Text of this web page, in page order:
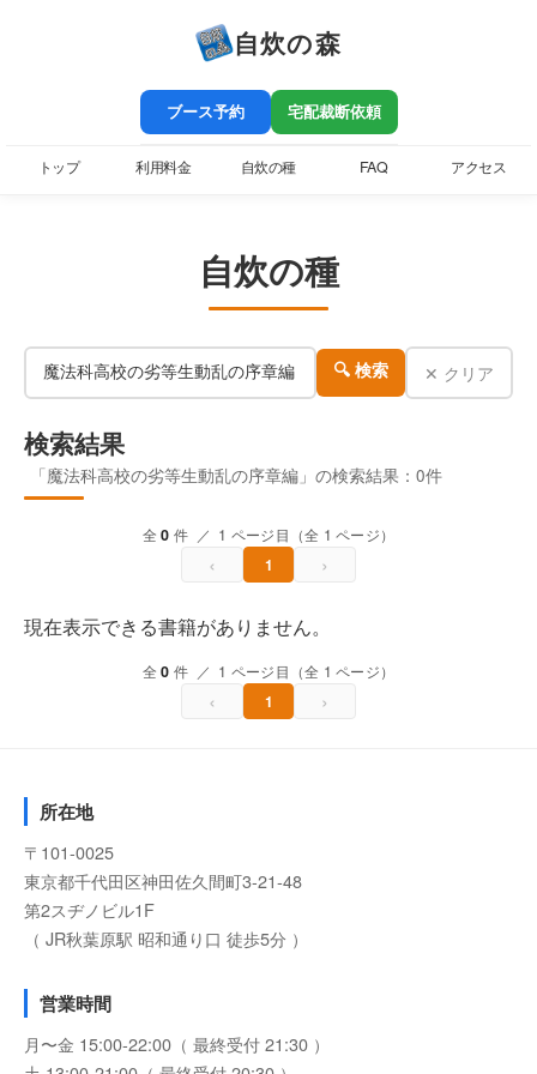
自炊の森
ブース予約 宅配裁断依頼
トップ 利用料金 自炊の種 FAQ アクセス
自炊の種
🔍 検索 ✕ クリア
検索結果
「魔法科高校の劣等生動乱の序章編」の検索結果：0件
全0 件 ／ 1 ページ目（全 1 ページ）
‹ 1 ›
現在表示できる書籍がありません。
全0 件 ／ 1 ページ目（全 1 ページ）
‹ 1 ›
所在地
〒101-0025
東京都千代田区神田佐久間町3-21-48
第2スヂノビル1F
（ JR秋葉原駅 昭和通り口 徒歩5分 ）
営業時間
月〜金 15:00-22:00（ 最終受付 21:30 ）